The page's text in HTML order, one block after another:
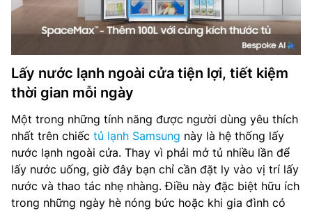
Lấy nước lạnh ngoài cửa tiện lợi, tiết kiệm
thời gian mỗi ngày
Một trong những tính năng được người dùng yêu thích
nhất trên chiếc tủ lạnh Samsung này là hệ thống lấy
nước lạnh ngoài cửa. Thay vì phải mở tủ nhiều lần để
lấy nước uống, giờ đây bạn chỉ cần đặt ly vào vị trí lấy
nước và thao tác nhẹ nhàng. Điều này đặc biệt hữu ích
trong những ngày hè nóng bức hoặc khi gia đình có